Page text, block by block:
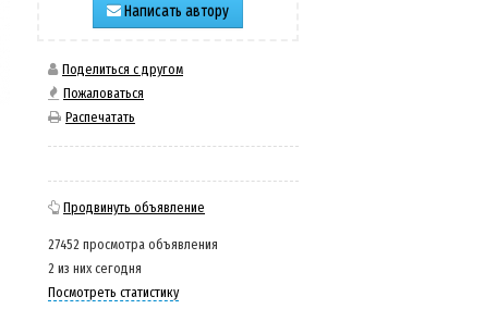
Написать автору
Поделиться с другом
Пожаловаться
Распечатать
Продвинуть объявление
27452 просмотра объявления
2 из них сегодня
Посмотреть статистику